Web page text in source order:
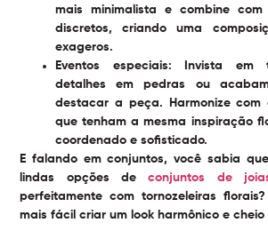
mais minimalista e combine
discretos, criando uma
exageros.
Eventos especiais: Invista em
detalhes em pedras ou
destacar a peça. Harmonize com
que tenham a mesma inspiração
coordenado e sofisticado.
E falando em conjuntos, você sabia
lindas opções deconjuntos de
perfeitamente com tornozeleiras
mais fácil criar um look harmônico e